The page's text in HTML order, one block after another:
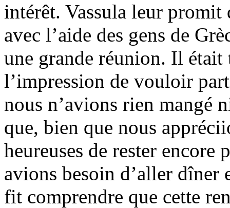
intérêt. Vassula leur
avec l’aide des gens de
une grande réunion. Il était
l’impression de vouloir
nous n’avions rien mangé
que, bien que nous
heureuses de rester encore
avions besoin d’aller dîner
fit comprendre que cette